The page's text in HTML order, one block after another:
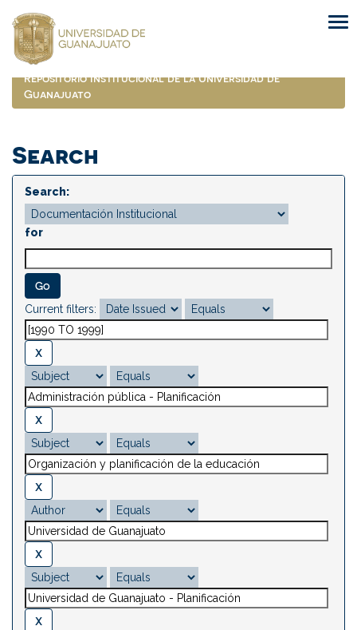
navigation
Repositorio Institucional de la Universidad de
Guanajuato
Search
Search:
for
Current filters: